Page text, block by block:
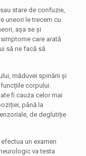
stare de confuzie,
uneori le trecem cu
așa se și
care arată
să ne facă să
măduvei spinării și
corpului.
fi cauza celor mai
până la
de deglutiție
un examen
va testa